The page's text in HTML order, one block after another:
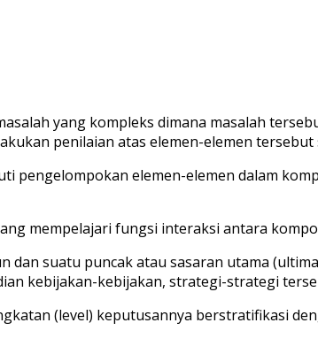
yang kompleks dimana masalah
penilaian atas elemen-elemen
pengelompokan elemen-elemen dalam
mempelajari fungsi interaksi antara
dan suatu puncak atau sasaran utama
kebijakan-kebijakan, strategi-strategi
(level) keputusannya berstratifikasi